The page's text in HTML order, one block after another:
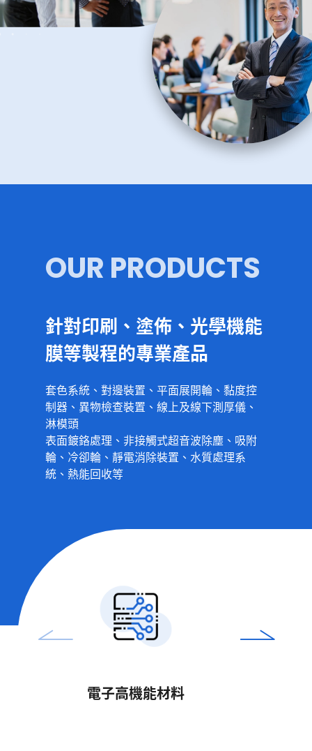
OUR PRODUCTS
針對印刷 、 塗佈 、 光學機能
膜等製程的專業產品
套色系統、對邊裝置、平面展開輪、黏度控
制器、異物檢查裝置、線上及線下測厚儀、
淋模頭
表面鍍鉻處理、非接觸式超音波除塵、吸附
輪、冷卻輪、靜電消除裝置、水質處理系
統、熱能回收等
電子高機能材料